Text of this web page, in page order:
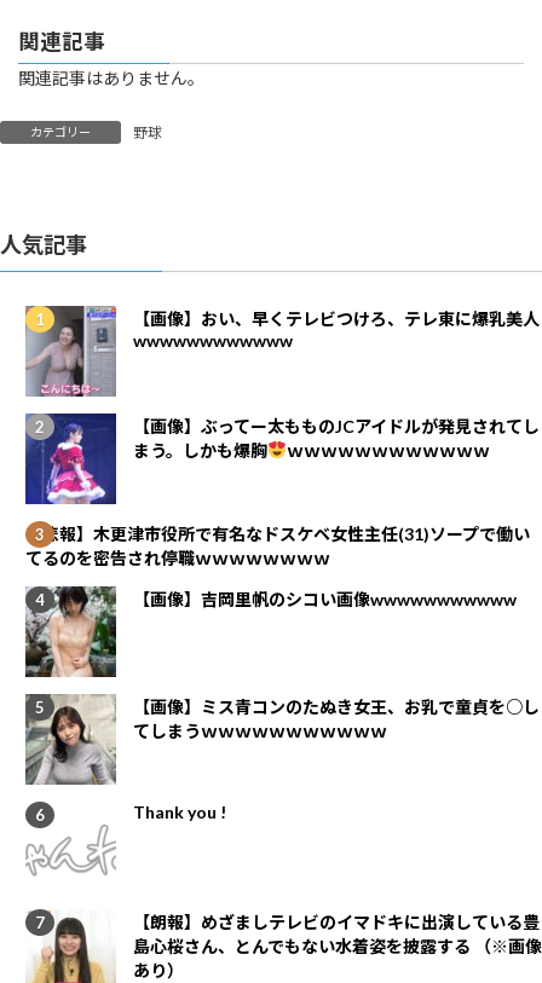
関連記事
関連記事はありません。
カテゴリー 野球
人気記事
【画像】おい、早くテレビつけろ、テレ東に爆乳美人
wwwwwwwwwwww
【画像】ぶってー太もものJCアイドルが発見されてし
まう。しかも爆胸
ｗｗｗｗｗｗｗｗｗｗｗｗ
【悲報】木更津市役所で有名なドスケベ女性主任(31)ソープで働い
てるのを密告され停職ｗｗｗｗｗｗｗｗ
【画像】吉岡里帆のシコい画像wwwwwwwwwww
【画像】ミス青コンのたぬき女王、お乳で童貞を○し
てしまうｗｗｗｗｗｗｗｗｗｗｗ
Thank you !
【朗報】めざましテレビのイマドキに出演している豊
島心桜さん、とんでもない水着姿を披露する （※画像
あり）